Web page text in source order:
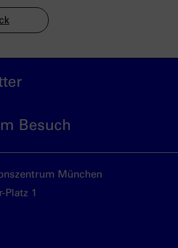
Besuch
München
Platz 1